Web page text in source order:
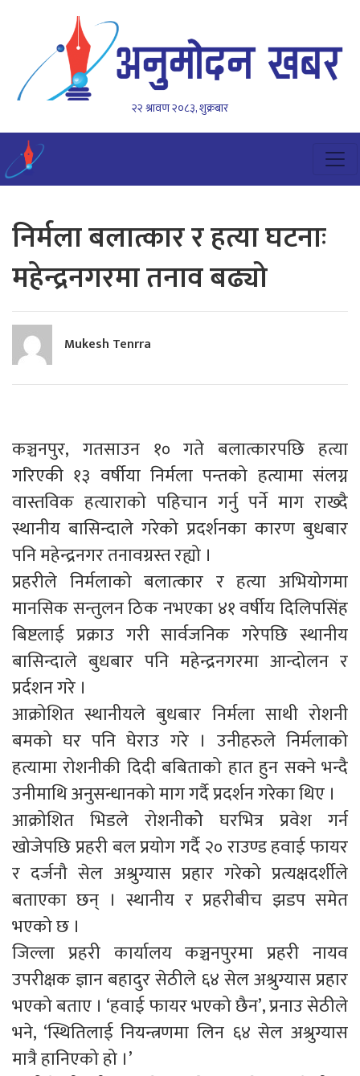
२२ श्रावण २०८३, शुक्रबार
निर्मला बलात्कार र हत्या घटनाः
महेन्द्रनगरमा तनाव बढ्यो
Mukesh Tenrra
कञ्चनपुर, गतसाउन १० गते बलात्कारपछि हत्या
गरिएकी १३ वर्षीया निर्मला पन्तको हत्यामा संलग्न
वास्तविक हत्याराको पहिचान गर्नु पर्ने माग राख्दै
स्थानीय बासिन्दाले गरेको प्रदर्शनका कारण बुधबार
पनि महेन्द्रनगर तनावग्रस्त रह्यो ।
प्रहरीले निर्मलाको बलात्कार र हत्या अभियोगमा
मानसिक सन्तुलन ठिक नभएका ४१ वर्षीय दिलिपसिंह
बिष्टलाई प्रक्राउ गरी सार्वजनिक गरेपछि स्थानीय
बासिन्दाले बुधबार पनि महेन्द्रनगरमा आन्दोलन र
प्रर्दशन गरे ।
आक्रोशित स्थानीयले बुधबार निर्मला साथी रोशनी
बमको घर पनि घेराउ गरे । उनीहरुले निर्मलाको
हत्यामा रोशनीकी दिदी बबिताको हात हुन सक्ने भन्दै
उनीमाथि अनुसन्धानको माग गर्दै प्रदर्शन गरेका थिए ।
आक्रोशित भिडले रोशनीकोे घरभित्र प्रवेश गर्न
खोजेपछि प्रहरी बल प्रयोग गर्दै २० राउण्ड हवाई फायर
र दर्जनौ सेल अश्रुग्यास प्रहार गरेको प्रत्यक्षदर्शीले
बताएका छन् । स्थानीय र प्रहरीबीच झडप समेत
भएको छ ।
जिल्ला प्रहरी कार्यालय कञ्चनपुरमा प्रहरी नायव
उपरीक्षक ज्ञान बहादुर सेठीले ६४ सेल अश्रुग्यास प्रहार
भएको बताए । ‘हवाई फायर भएको छैन’, प्रनाउ सेठीले
भने, ‘स्थितिलाई नियन्त्रणमा लिन ६४ सेल अश्रुग्यास
मात्रै हानिएको हो ।’